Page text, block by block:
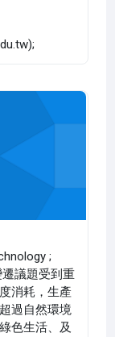
;
議題受到重
消耗，生產
過自然環境
色生活、及